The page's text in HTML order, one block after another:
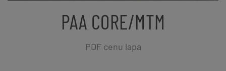
PAA CORE/MTM
PDF cenu lapa